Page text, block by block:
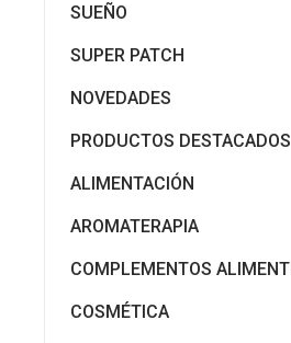
SUEÑO
SUPER PATCH
NOVEDADES
PRODUCTOS DESTACADOS
ALIMENTACIÓN
AROMATERAPIA
COMPLEMENTOS
COSMÉTICA